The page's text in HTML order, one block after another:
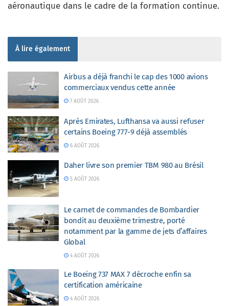
aéronautique dans le cadre de la formation continue.
À lire également
Airbus a déjà franchi le cap des 1000 avions
commerciaux vendus cette année
7 AOÛT 2026
Après Emirates, Lufthansa va aussi refuser
certains Boeing 777-9 déjà assemblés
6 AOÛT 2026
Daher livre son premier TBM 980 au Brésil
5 AOÛT 2026
Le carnet de commandes de Bombardier
bondit au deuxième trimestre, porté
notamment par la gamme de jets d’affaires
Global
4 AOÛT 2026
Le Boeing 737 MAX 7 décroche enfin sa
certification américaine
4 AOÛT 2026